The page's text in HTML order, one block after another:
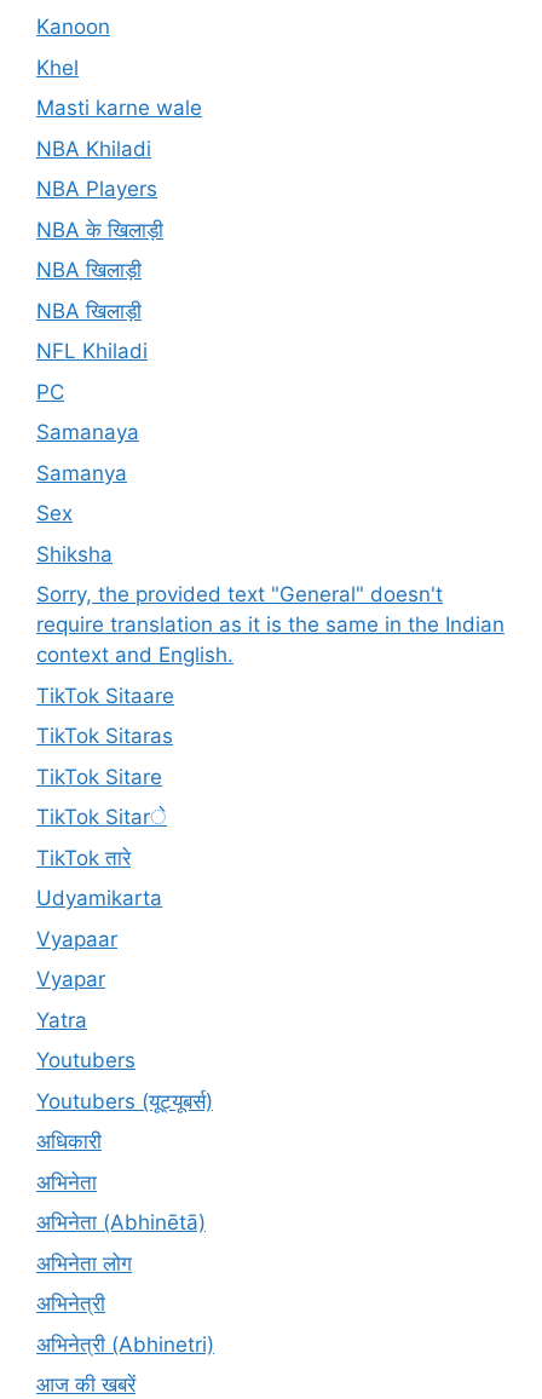
Kanoon
Khel
Masti karne wale
NBA Khiladi
NBA Players
NBA के खिलाड़ी
NBA खिलाड़ी
NBA खिलाड़ी
NFL Khiladi
PC
Samanaya
Samanya
Sex
Shiksha
Sorry, the provided text "General" doesn't
require translation as it is the same in the Indian
context and English.
TikTok Sitaare
TikTok Sitaras
TikTok Sitare
TikTok Sitarे
TikTok तारे
Udyamikarta
Vyapaar
Vyapar
Yatra
Youtubers
Youtubers (यूट्यूबर्स)
अधिकारी
अभिनेता
अभिनेता (Abhinētā)
अभिनेता लोग
अभिनेत्री
अभिनेत्री (Abhinetri)
आज की खबरें